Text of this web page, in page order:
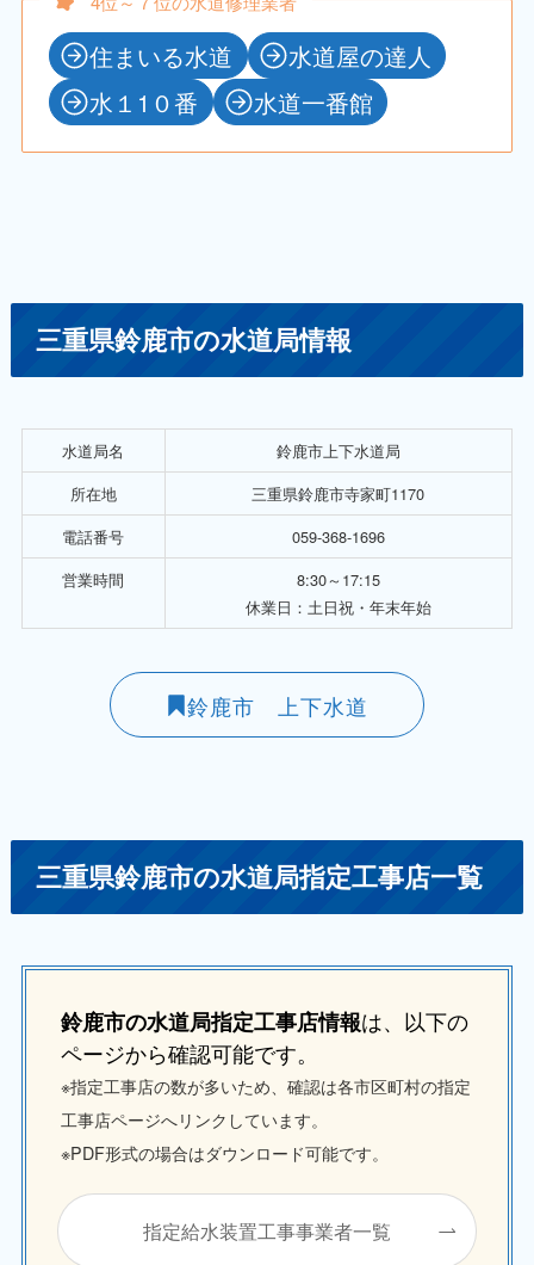
住まいる水道
水道屋の達人
水１1０番
水道一番館
三重県鈴鹿市の水道局情報
水道局名
鈴鹿市上下水道局
所在地
三重県鈴鹿市寺家町1170
電話番号
059-368-1696
営業時間
8:30～17:15
休業日：土日祝・年末年始
鈴鹿市 上下水道
三重県鈴鹿市の水道局指定工事店一覧
鈴鹿市の水道局指定工事店情報は、以下の
ページから確認可能です。
※指定工事店の数が多いため、確認は各市区町村の指定
工事店ページへリンクしています。
※PDF形式の場合はダウンロード可能です。
指定給水装置工事事業者一覧